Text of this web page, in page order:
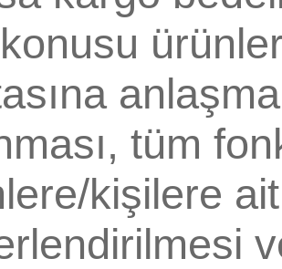
tüm
kişilere